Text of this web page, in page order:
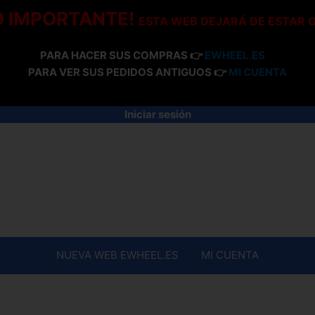
IMPORTANTE! ESTA WEB DEJARÁ DE ESTAR
PARA HACER SUS COMPRAS 👉 EWHEEL.ES
PARA VER SUS PEDIDOS ANTIGUOS 👉 MI CUENTA
Iniciar sesión
NUEVA WEB EWHEEL.ES MI CUENTA